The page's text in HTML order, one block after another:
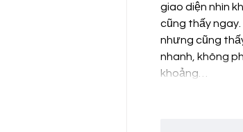
giao diện nhìn
cũng thấy ngay.
nhưng cũng
nhanh, không
khoảng…